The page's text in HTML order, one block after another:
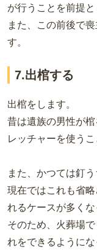
が行うことを前提
また、この前後で
す。
7.出棺する
出棺をします。
昔は遺族の男性が
レッチャーを使うこ
また、かつては釘
現在ではこれも省
れるケースが多くな
そのため、火葬場
れをできるようにな